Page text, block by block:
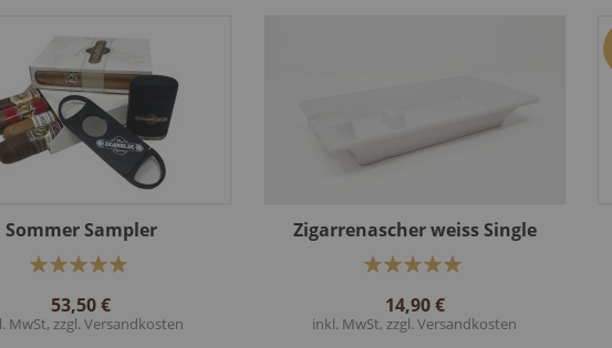
Sommer Sampler
53,50 €
MwSt, zzgl. Versandkosten
Bewertung:
Zigarrenascher weiss Single
14,90 €
inkl. MwSt, zzgl.Versandkosten
Bewertung: